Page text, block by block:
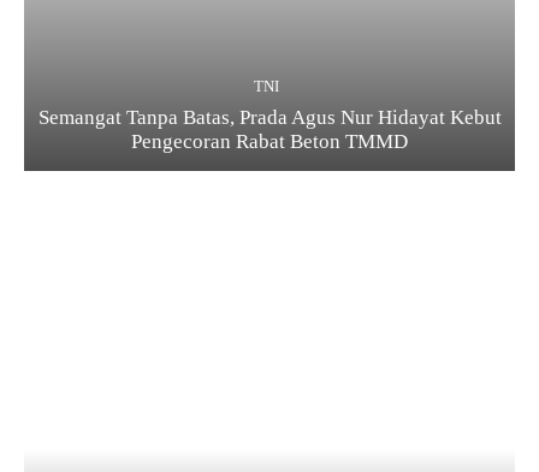
TNI
Semangat Tanpa Batas, Prada Agus Nur Hidayat Kebut
Pengecoran Rabat Beton TMMD